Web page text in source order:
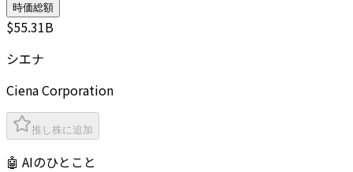
時価総額
$55.31B
シエナ
Ciena Corporation
推し株に追加
🤖 AIのひとこと